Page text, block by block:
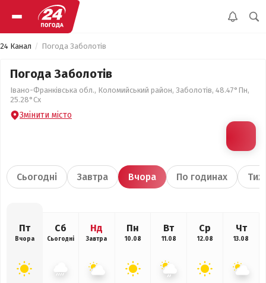
24 Канал Погода Заболотів
Погода Заболотів
Івано-Франківська обл., Коломийський район, Заболотів, 48.47°Пн,
25.28°Сх
Змінити місто
Сьогодні Завтра Вчора По годинах
Пт
Вчора
Сб
Сьогодні
Нд
Завтра
Пн
10.08
Вт
11.08
Ср
12.08
Чт
13.08